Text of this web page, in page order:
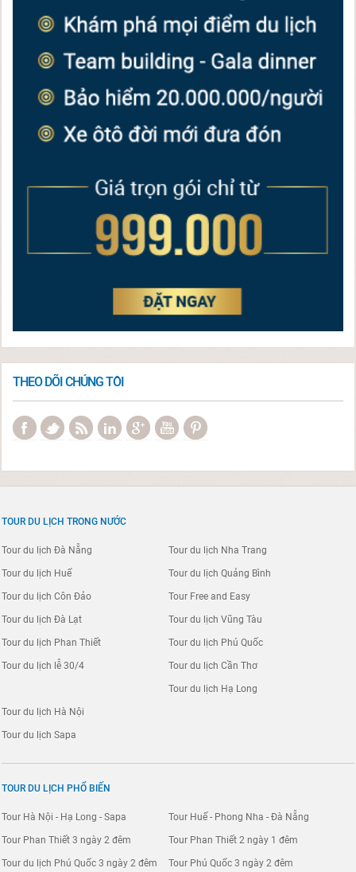
THEO DÕI CHÚNG TÔI
TOUR DU LỊCH TRONG NƯỚC
Tour du lịch Đà Nẵng
Tour du lịch Huế
Tour du lịch Côn Đảo
Tour du lịch Nha Trang
Tour du lịch Quảng Bình
Tour Free and Easy
Tour du lịch Đà Lạt
Tour du lịch Phan Thiết
Tour du lịch lễ 30/4
Tour du lịch Vũng Tàu
Tour du lịch Phú Quốc
Tour du lịch Cần Thơ
Tour du lịch Hạ Long
Tour du lịch Hà Nội
Tour du lịch Sapa
TOUR DU LỊCH PHỔ BIẾN
Tour Hà Nội - Hạ Long - Sapa Tour Huế - Phong Nha - Đà Nẵng
Tour Phan Thiết 3 ngày 2 đêm Tour Phan Thiết 2 ngày 1 đêm
Tour du lịch Phú Quốc 3 ngày 2 đêm Tour Phú Quốc 3 ngày 2 đêm